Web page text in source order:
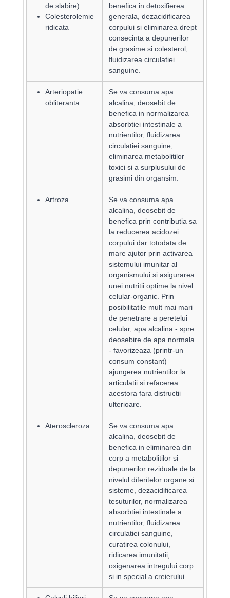
de slabire)
Colesterolemie
ridicata
benefica in detoxifierea
generala, dezacidificarea
corpului si eliminarea drept
consecinta a depunerilor
de grasime si colesterol,
fluidizarea circulatiei
sanguine.
Arteriopatie
obliteranta
Se va consuma apa
alcalina, deosebit de
benefica in normalizarea
absorbtiei intestinale a
nutrientilor, fluidizarea
circulatiei sanguine,
eliminarea metabolitilor
toxici si a surplusului de
grasimi din organsim.
Artroza
Se va consuma apa
alcalina, deosebit de
benefica prin contributia sa
la reducerea acidozei
corpului dar totodata de
mare ajutor prin activarea
sistemului imunitar al
organismului si asigurarea
unei nutritii optime la nivel
celular-organic. Prin
posibilitatile mult mai mari
de penetrare a peretelui
celular, apa alcalina - spre
deosebire de apa normala
- favorizeaza (printr-un
consum constant)
ajungerea nutrientilor la
articulatii si refacerea
acestora fara distructii
ulterioare.
Ateroscleroza
Se va consuma apa
alcalina, deosebit de
benefica in eliminarea din
corp a metabolitilor si
depunerilor reziduale de la
nivelul diferitelor organe si
sisteme, dezacidificarea
tesuturilor, normalizarea
absorbtiei intestinale a
nutrientilor, fluidizarea
circulatiei sanguine,
curatirea colonului,
ridicarea imunitatii,
oxigenarea intregului corp
si in special a creierului.